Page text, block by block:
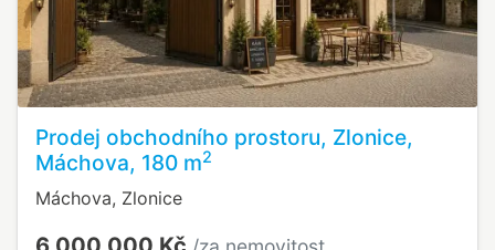
Prodej obchodního prostoru, Zlonice,
Máchova, 180 m2
Máchova, Zlonice